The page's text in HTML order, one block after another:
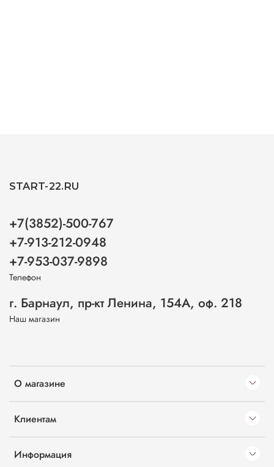
О магазине
Клиентам
Информация
START-22.RU
+7(3852)-500-767
+7-913-212-0948
+7-953-037-9898
Телефон
г. Барнаул, пр-кт Ленина, 154А, оф. 218
Наш магазин